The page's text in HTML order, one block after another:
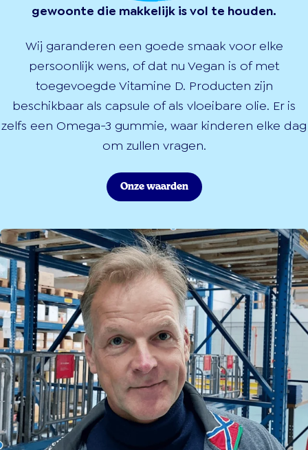
gewoonte die makkelijk is vol te houden.
Wij garanderen een goede smaak voor elke
persoonlijk wens, of dat nu Vegan is of met
toegevoegde Vitamine D. Producten zijn
beschikbaar als capsule of als vloeibare olie. Er is
zelfs een Omega-3 gummie, waar kinderen elke dag
om zullen vragen.
Onze waarden